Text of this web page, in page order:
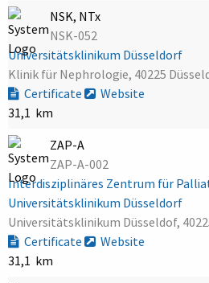
NSK, NTx
NSK-052
Universitätsklinikum Düsseldorf
Klinik für Nephrologie, 40225
Certificate
Website
31,1 km
ZAP-A
ZAP-A-002
Interdisziplinäres Zentrum für
Universitätsklinikum Düsseldorf
Universitätsklinikum Düsseldof,
Certificate
Website
31,1 km